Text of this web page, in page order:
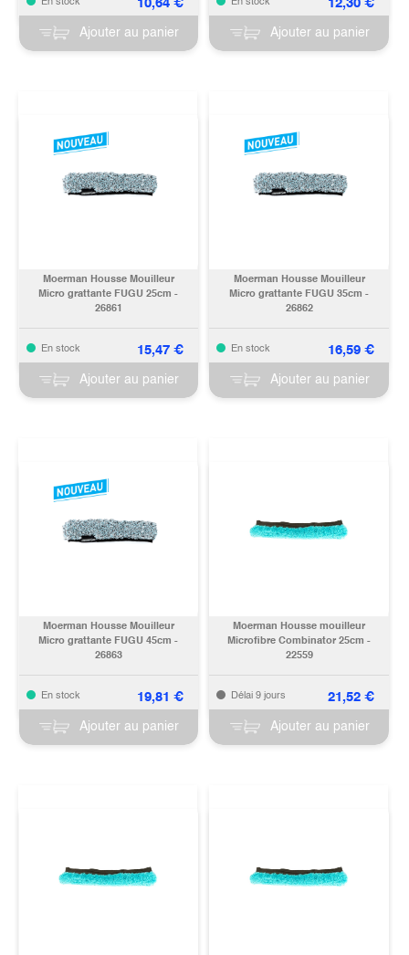
10,64€
Ajouter au panier
12,30€
Ajouter au panier
Moerman Housse Mouilleur
Micro grattante FUGU 25cm -
26861
En stock 15,47€
Ajouter au panier
Moerman Housse Mouilleur
Micro grattante FUGU 35cm -
26862
En stock 16,59€
Ajouter au panier
Moerman Housse Mouilleur
Micro grattante FUGU 45cm -
26863
En stock 19,81 €
Ajouter au panier
Moerman Housse mouilleur
Microfibre Combinator 25cm -
22559
Délai 9 jours 21,52€
Ajouter au panier